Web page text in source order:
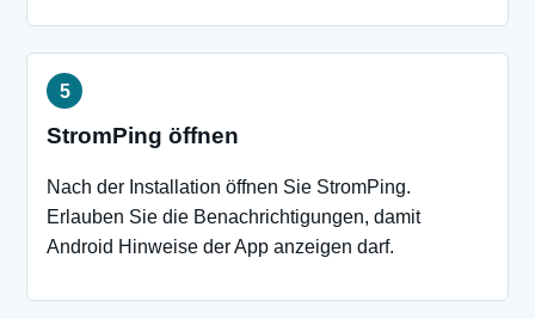
StromPing öffnen
Nach der Installation öffnen Sie StromPing.
Erlauben Sie die Benachrichtigungen, damit
Android Hinweise der App anzeigen darf.